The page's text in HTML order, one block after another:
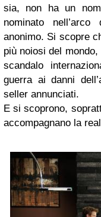
sia, non ha un
nominato
anonimo. Si scopre
più noiosi del
scandalo
guerra ai danni
seller annunciati.
E si scoprono,
accompagnano la